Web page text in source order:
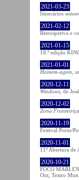
2021-03-23
Itinerários
2021-02-12
Retrospetiva e
2021-01-15
18.ª edição
2021-01-01
Homem-agem ,
2020-12-11
Windows , de
2020-12-02
Zona Fronteiriça
2020-11-19
Festival Porto/
2020-11-01
11ª Abertura de
2020-10-21
FOCO
Out, Teatro